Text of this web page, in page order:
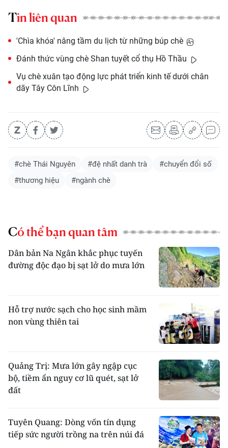
Tin liên quan
'Chìa khóa' nâng tầm du lịch từ những búp chè
Đánh thức vùng chè Shan tuyết cổ thụ Hồ Thầu
Vụ chè xuân tạo động lực phát triển kinh tế dưới chân
dãy Tây Côn Lĩnh
#chè Thái Nguyên #đệ nhất danh trà
#chuyển đổi số
#thương hiệu
#ngành chè
Có thể bạn quan tâm
Dân bản Na Ngân khắc phục tuyến
đường độc đạo bị sạt lở do mưa lớn
Hỗ trợ nước sạch cho học sinh mầm
non vùng thiên tai
Quảng Trị: Mưa lớn gây ngập cục
bộ, tiềm ẩn nguy cơ lũ quét, sạt lở
đất
Tuyên Quang: Dòng vốn tín dụng
tiếp sức người trồng na trên núi đá